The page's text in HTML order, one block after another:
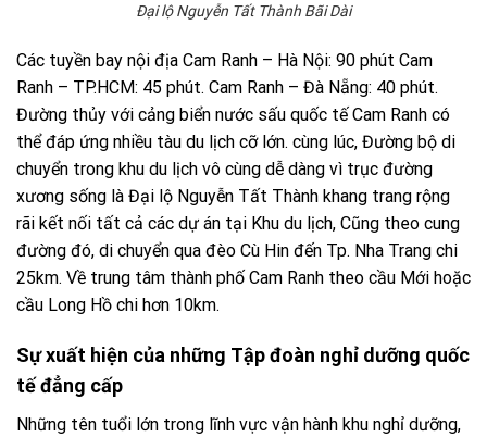
Đại lộ Nguyễn Tất Thành Bãi Dài
Các tuyền bay nội địa Cam Ranh – Hà Nội: 90 phút Cam
Ranh – TP.HCM: 45 phút. Cam Ranh – Đà Nẵng: 40 phút.
Đường thủy với cảng biển nước sấu quốc tế Cam Ranh có
thể đáp ứng nhiều tàu du lịch cỡ lớn. cùng lúc, Đường bộ di
chuyển trong khu du lịch vô cùng dễ dàng vì trục đường
xương sống là Đại lộ Nguyễn Tất Thành khang trang rộng
rãi kết nối tất cả các dự án tại Khu du lịch, Cũng theo cung
đường đó, di chuyển qua đèo Cù Hin đến Tp. Nha Trang chi
25km. Về trung tâm thành phố Cam Ranh theo cầu Mới hoặc
cầu Long Hồ chi hơn 10km.
Sự xuất hiện của những Tập đoàn nghỉ dưỡng quốc
tế đẳng cấp
Những tên tuổi lớn trong lĩnh vực vận hành khu nghỉ dưỡng,